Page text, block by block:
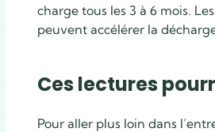
charge tous les 3 à 6 mois.
peuvent accélérer la
Ces lectures
Pour aller plus loin dans